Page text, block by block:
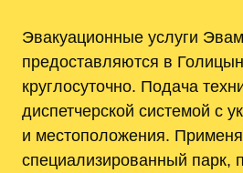
Эвакуационные услуги
предоставляются в
круглосуточно. Подача
диспетчерской системой с
и местоположения.
специализированный парк,